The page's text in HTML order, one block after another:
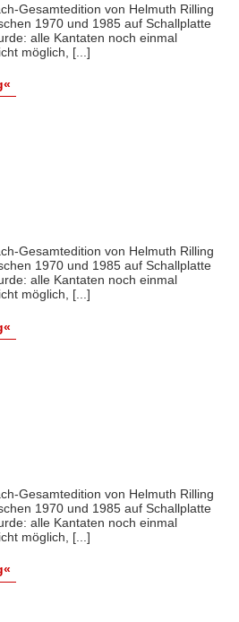
Gesamtedition von Helmuth Rilling
1970 und 1985 auf Schallplatte
alle Kantaten noch einmal
möglich, [...]
Gesamtedition von Helmuth Rilling
1970 und 1985 auf Schallplatte
alle Kantaten noch einmal
möglich, [...]
Gesamtedition von Helmuth Rilling
1970 und 1985 auf Schallplatte
alle Kantaten noch einmal
möglich, [...]